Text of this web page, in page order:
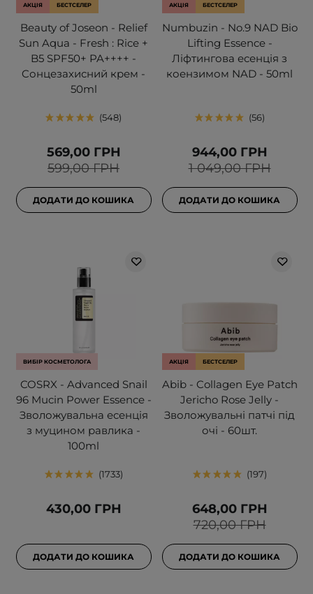
АКЦІЯ БЕСТСЕЛЕР
Beauty of Joseon - Relief
Sun Aqua - Fresh : Rice +
B5 SPF50+ PA++++ -
Cонцезахисний крем -
50ml
548
599,00 ГРН
569,00 ГРН
ДОДАТИ ДО КОШИКА
АКЦІЯ БЕСТСЕЛЕР
Numbuzin - No.9 NAD Bio
Lifting Essence -
Ліфтингова есенція з
коензимом NAD - 50ml
56
1 049,00 ГРН
944,00 ГРН
ДОДАТИ ДО КОШИКА
ВИБІР КОСМЕТОЛОГА
COSRX - Advanced Snail
96 Mucin Power Essence -
Зволожувальна есенція
з муцином равлика -
100ml
1733
430,00 ГРН
ДОДАТИ ДО КОШИКА
АКЦІЯ БЕСТСЕЛЕР
Abib - Collagen Eye Patch
Jericho Rose Jelly -
Зволожувальні патчі під
очі - 60шт.
197
720,00 ГРН
648,00 ГРН
ДОДАТИ ДО КОШИКА